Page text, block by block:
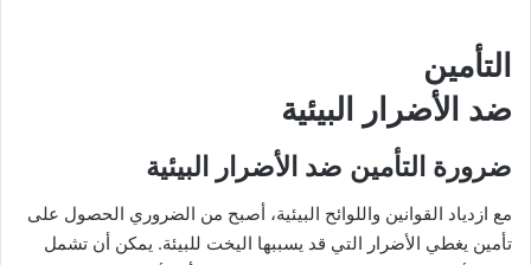
التأمين
ضد الأضرار البيئية
ضرورة التأمين ضد الأضرار البيئية
مع ازدياد القوانين واللوائح البيئية، أصبح من الضروري الحصول على
تأمين يغطي الأضرار التي قد يسببها اليخت للبيئة. يمكن أن تشمل